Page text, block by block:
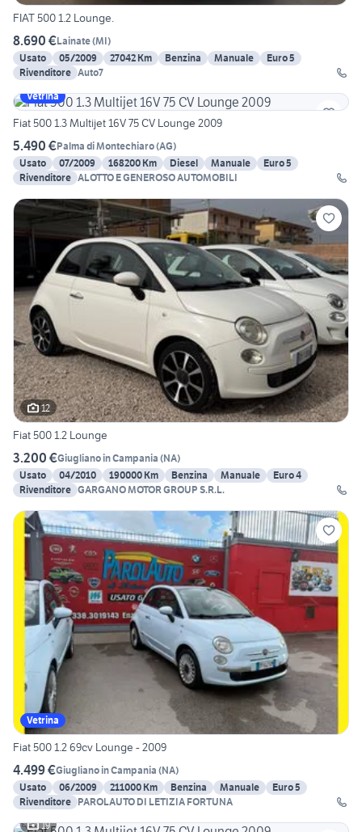
FIAT 500 1.2 Lounge.
8.690 €Lainate(MI)
Usato
05/2009 27042 Km Benzina Manuale
Euro 5
Rivenditore Auto7
Vetrina
Fiat 500 1.3 Multijet 16V 75 CV Lounge 2009
5.490 €Palma di Montechiaro(AG)
Usato
07/2009 168200 Km Diesel Manuale
Euro 5
Rivenditore ALOTTO E GENEROSO AUTOMOBILI
12
Fiat 500 1.2 Lounge
3.200 €Giugliano in Campania (NA)
Usato
04/2010 190000 Km Benzina Manuale
Euro 4
Rivenditore GARGANO MOTOR GROUP S.R.L.
Vetrina
Fiat 500 1.2 69cv Lounge - 2009
4.499 €Giugliano in Campania (NA)
Usato
06/2009 211000 Km Benzina Manuale
Euro 5
Rivenditore PAROLAUTO DI LETIZIA FORTUNA
19